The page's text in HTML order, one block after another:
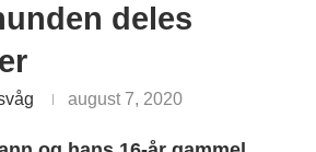
deles
august 7, 2020